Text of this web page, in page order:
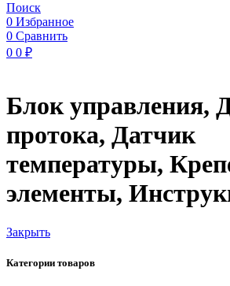
Поиск
0 Избранное
0 Сравнить
0 0 ₽
Блок управления,
протока, Датчик
температуры,
элементы,
Закрыть
Категории товаров